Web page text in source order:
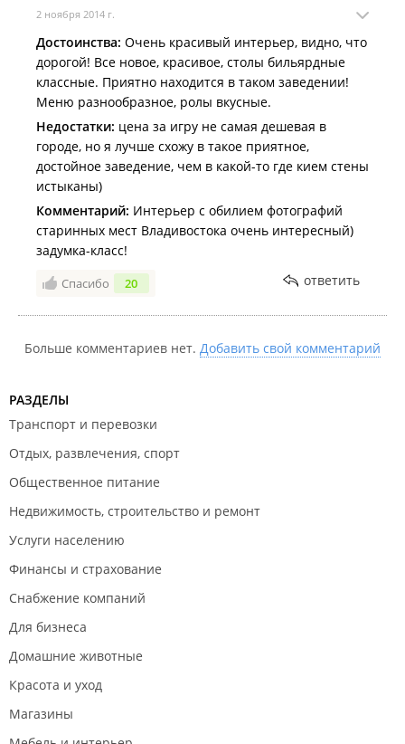
2 ноября 2014 г.
Достоинства: Очень красивый интерьер, видно, что
дорогой! Все новое, красивое, столы бильярдные
классные. Приятно находится в таком заведении!
Меню разнообразное, ролы вкусные.
Недостатки: цена за игру не самая дешевая в
городе, но я лучше схожу в такое приятное,
достойное заведение, чем в какой-то где кием стены
истыканы)
Комментарий: Интерьер с обилием фотографий
старинных мест Владивостока очень интересный)
задумка-класс!
Спасибо 20 ответить
Больше комментариев нет. Добавить свой комментарий
РАЗДЕЛЫ
Транспорт и перевозки
Отдых, развлечения, спорт
Общественное питание
Недвижимость, строительство и ремонт
Услуги населению
Финансы и страхование
Снабжение компаний
Для бизнеса
Домашние животные
Красота и уход
Магазины